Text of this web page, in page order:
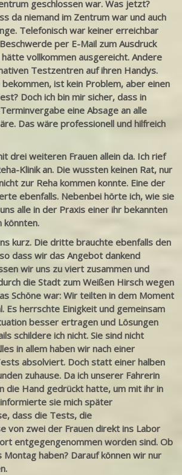
geschlossen war. Was jetzt?
da niemand im Zentrum war und auch
Telefonisch war keiner erreichbar
per E-Mail zum Ausdruck
vollkommen ausgereicht.Andere
Testzentren auf ihren Handys.
bekommen, ist kein Problem, aber einen
Doch ich bin mir sicher, dass in
eine Absage an alle
Das wäre professionell und hilfreich
drei weiteren Frauen allein da. Ich rief
Klinik an. Die wussten keinen Rat, nur
zur Reha kommen konnte. Eine der
ebenfalls. Nebenbei hörte ich, wie sie
alle in der Praxis einer ihr bekannten
könnten.
kurz. Die dritte brauchte ebenfalls den
dass wir das Angebot dankend
wir uns zu viert zusammen und
die Stadt zum Weißen Hirsch wegen
Schöne war: Wir teilten in dem Moment
Es herrschte Einigkeit und gemeinsam
besser ertragen und Lösungen
schildere ich nicht. Sie sind nicht
in allem haben wir nach einer
absolviert. Doch statt einer halben
zuhause. Da ich unserer Fahrerin
die Hand gedrückt hatte, um mit ihr in
sie mich später
dass die Tests, die
von zwei der Frauen direkt ins Labor
entgegengenommen worden sind.Ob
haben? Darauf können wir nur